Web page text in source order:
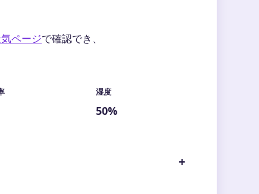
ページで確認でき、
湿度
50%